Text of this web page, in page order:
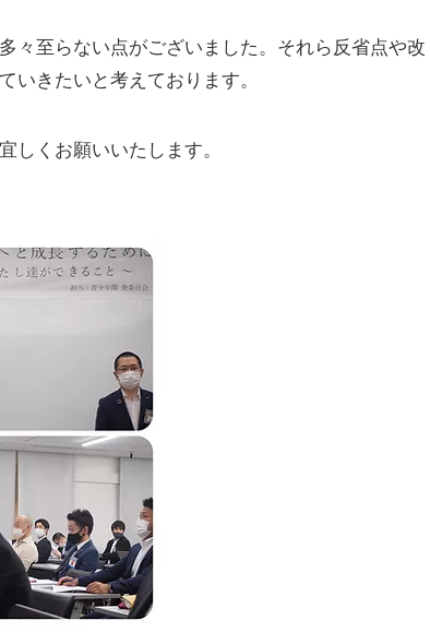
至らない点がございました。それら反省点や改
いきたいと考えております。
くお願いいたします。